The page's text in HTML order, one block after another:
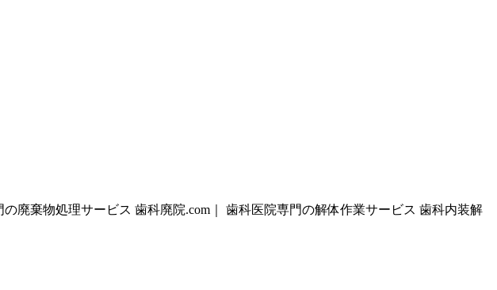
廃棄物処理サービス 歯科廃院.com｜ 歯科医院専門の解体作業サービス 歯科内装解